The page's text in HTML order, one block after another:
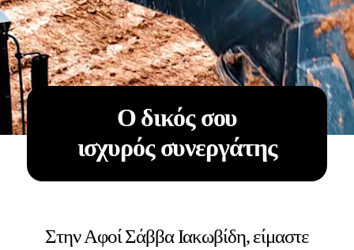
Ο δικός σου
ισχυρός συνεργάτης
Στην Αφοί Σάββα Ιακωβίδη, είμαστε